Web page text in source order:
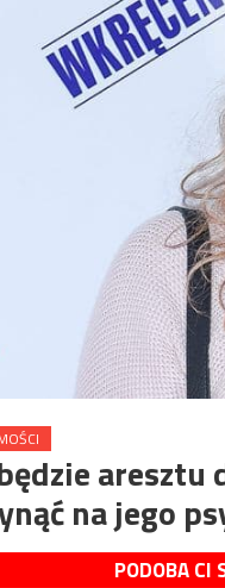
aresztu
na jego
PODOBA CI